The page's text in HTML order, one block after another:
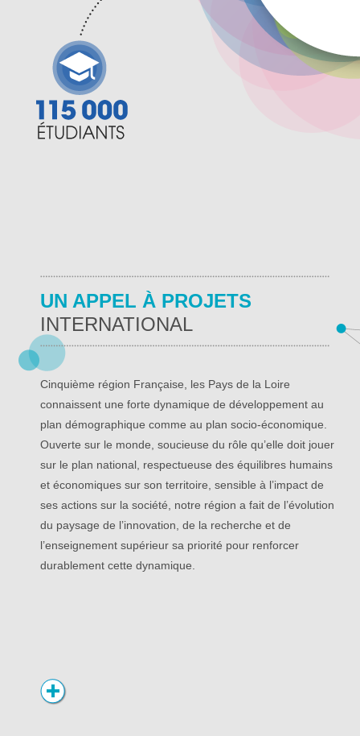
UN APPEL À PROJETS
INTERNATIONAL
Cinquième région Française, les Pays de la Loire
connaissent une forte dynamique de développement au
plan démographique comme au plan socio-économique.
Ouverte sur le monde, soucieuse du rôle qu’elle doit jouer
sur le plan national, respectueuse des équilibres humains
et économiques sur son territoire, sensible à l’impact de
ses actions sur la société, notre région a fait de l’évolution
du paysage de l’innovation, de la recherche et de
l’enseignement supérieur sa priorité pour renforcer
durablement cette dynamique.